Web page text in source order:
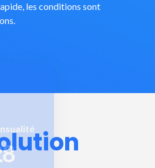
les conditions sont